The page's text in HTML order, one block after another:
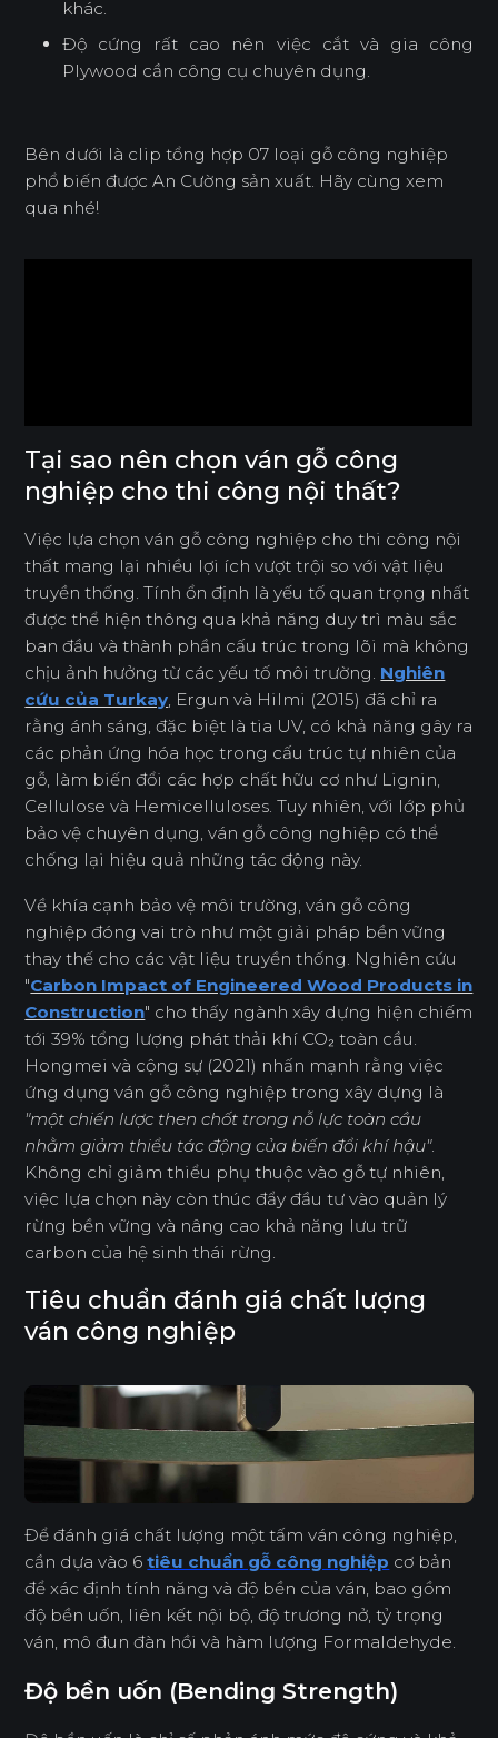
khác.
Độ cứng rất cao nên việc cắt và gia công
Plywood cần công cụ chuyên dụng.
Bên dưới là clip tổng hợp 07 loại gỗ công nghiệp
phổ biến được An Cường sản xuất. Hãy cùng xem
qua nhé!
Tại sao nên chọn ván gỗ công
nghiệp cho thi công nội thất?
Việc lựa chọn ván gỗ công nghiệp cho thi công nội
thất mang lại nhiều lợi ích vượt trội so với vật liệu
truyền thống. Tính ổn định là yếu tố quan trọng nhất
được thể hiện thông qua khả năng duy trì màu sắc
ban đầu và thành phần cấu trúc trong lõi mà không
chịu ảnh hưởng từ các yếu tố môi trường. Nghiên
cứu của Turkay, Ergun và Hilmi (2015) đã chỉ ra
rằng ánh sáng, đặc biệt là tia UV, có khả năng gây ra
các phản ứng hóa học trong cấu trúc tự nhiên của
gỗ, làm biến đổi các hợp chất hữu cơ như Lignin,
Cellulose và Hemicelluloses. Tuy nhiên, với lớp phủ
bảo vệ chuyên dụng, ván gỗ công nghiệp có thể
chống lại hiệu quả những tác động này.
Về khía cạnh bảo vệ môi trường, ván gỗ công
nghiệp đóng vai trò như một giải pháp bền vững
thay thế cho các vật liệu truyền thống. Nghiên cứu
"Carbon Impact of Engineered Wood Products in
Construction" cho thấy ngành xây dựng hiện chiếm
tới 39% tổng lượng phát thải khí CO₂ toàn cầu.
Hongmei và cộng sự (2021) nhấn mạnh rằng việc
ứng dụng ván gỗ công nghiệp trong xây dựng là
"một chiến lược then chốt trong nỗ lực toàn cầu
nhằm giảm thiểu tác động của biến đổi khí hậu".
Không chỉ giảm thiểu phụ thuộc vào gỗ tự nhiên,
việc lựa chọn này còn thúc đẩy đầu tư vào quản lý
rừng bền vững và nâng cao khả năng lưu trữ
carbon của hệ sinh thái rừng.
Tiêu chuẩn đánh giá chất lượng
ván công nghiệp
Để đánh giá chất lượng một tấm ván công nghiệp,
cần dựa vào 6tiêu chuẩn gỗ công nghiệp cơ bản
để xác định tính năng và độ bền của ván, bao gồm
độ bền uốn, liên kết nội bộ, độ trương nở, tỷ trọng
ván, mô đun đàn hồi và hàm lượng Formaldehyde.
Độ bền uốn (Bending Strength)